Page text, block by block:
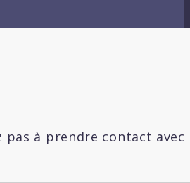
à prendre contact avec